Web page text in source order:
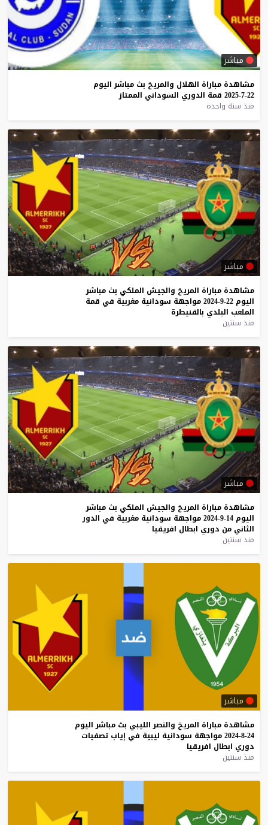
مباشر
مشاهدة مباراة الهلال والمريخ بث مباشر اليوم
22-7-2025
قمة الدوري السوداني الممتاز
منذ سنة واحدة
مباشر
مشاهدة مباراة المريخ والجيش الملكي بث مباشر
اليوم 22-9-2024 مواجهة سودانية مغربية في قمة
الملعب البلدي بالقنيطرة
منذ سنتين
مباشر
مشاهدة مباراة المريخ والجيش الملكي بث مباشر
اليوم 14-9-2024 مواجهة سودانية مغربية في الدور
الثاني من دوري ابطال افريقيا
منذ سنتين
مباشر
مشاهدة مباراة المريخ والنصر الليبي بث مباشر اليوم
24-8-2024
مواجهة سودانية ليبية في إياب تصفيات
دوري ابطال افريقيا
منذ سنتين